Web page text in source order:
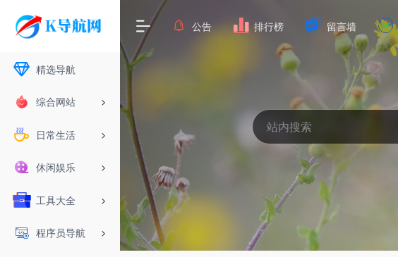
精选导航
综合网站
日常生活
休闲娱乐
工具大全
程序员导航
公告 排行榜 留言墙